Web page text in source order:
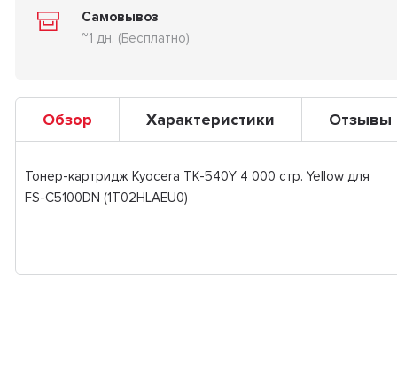
Самовывоз
~1 дн. (Бесплатно)
Обзор Характеристики Отзывы
Тонер-картридж Kyocera TK-540Y 4 000 стр. Yellow для
FS-C5100DN (1T02HLAEU0)